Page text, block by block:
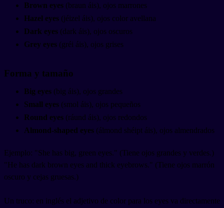
Brown eyes (braun áis), ojos marrones
Hazel eyes (jéizel áis), ojos color avellana
Dark eyes (dark áis), ojos oscuros
Grey eyes (gréi áis), ojos grises
Forma y tamaño
Big eyes (big áis), ojos grandes
Small eyes (smol áis), ojos pequeños
Round eyes (ráund áis), ojos redondos
Almond-shaped eyes (álmond shéipt áis), ojos almendrados
Ejemplo: "She has big, green eyes." (Tiene ojos grandes y verdes.)
"He has dark brown eyes and thick eyebrows." (Tiene ojos marrón
oscuro y cejas gruesas.)
Un truco: en inglés el adjetivo de color para los eyes va directamente